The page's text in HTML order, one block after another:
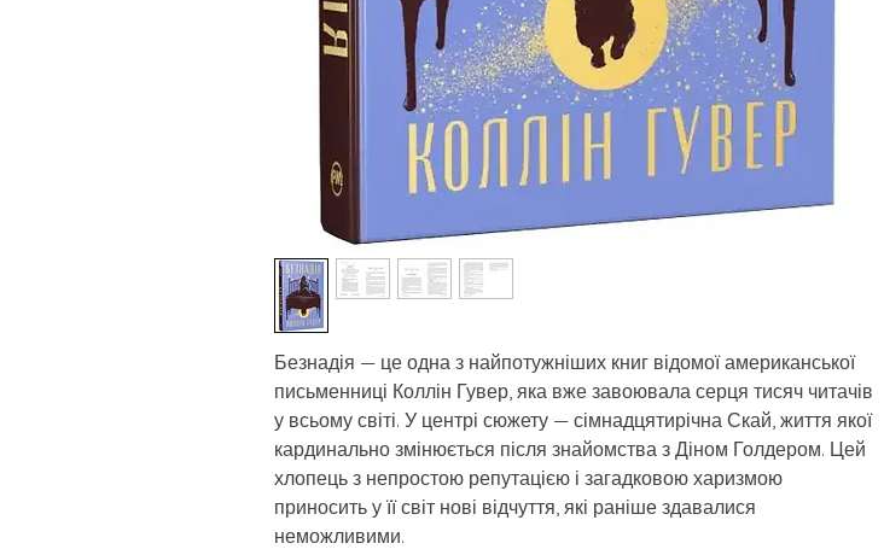
Безнадія — це одна з найпотужніших книг відомої американської
письменниці Коллін Гувер, яка вже завоювала серця тисяч читачів
у всьому світі. У центрі сюжету — сімнадцятирічна Скай, життя якої
кардинально змінюється після знайомства з Діном Голдером. Цей
хлопець з непростою репутацією і загадковою харизмою
приносить у її світ нові відчуття, які раніше здавалися
неможливими.